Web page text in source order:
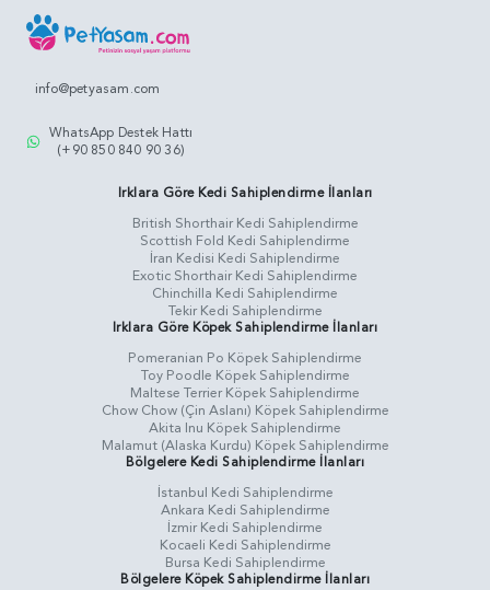
info@petyasam.com
WhatsApp Destek Hattı
(+90 850 840 90 36)
Irklara Göre Kedi Sahiplendirme İlanları
British Shorthair Kedi Sahiplendirme
Scottish Fold Kedi Sahiplendirme
İran Kedisi Kedi Sahiplendirme
Exotic Shorthair Kedi Sahiplendirme
Chinchilla Kedi Sahiplendirme
Tekir Kedi Sahiplendirme
Irklara Göre Köpek Sahiplendirme İlanları
Pomeranian Po Köpek Sahiplendirme
Toy Poodle Köpek Sahiplendirme
Maltese Terrier Köpek Sahiplendirme
Chow Chow (Çin Aslanı) Köpek Sahiplendirme
Akita Inu Köpek Sahiplendirme
Malamut (Alaska Kurdu) Köpek Sahiplendirme
Bölgelere Kedi Sahiplendirme İlanları
İstanbul Kedi Sahiplendirme
Ankara Kedi Sahiplendirme
İzmir Kedi Sahiplendirme
Kocaeli Kedi Sahiplendirme
Bursa Kedi Sahiplendirme
Bölgelere Köpek Sahiplendirme İlanları